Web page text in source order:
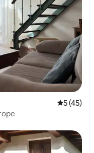
5 (45)